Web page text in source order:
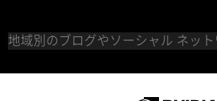
地域別のブログやソーシャル ネッ